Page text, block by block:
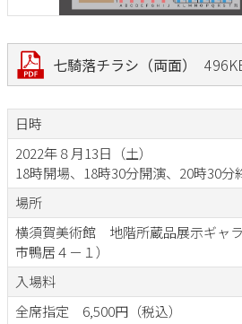
七騎落チラシ（両面）
日時
2022年８月13日（土）
18時開場、18時30分開演、20時30分
場所
横須賀美術館 地階所蔵品展示ギャ
市鴨居４－１）
入場料
全席指定 6,500円（税込）